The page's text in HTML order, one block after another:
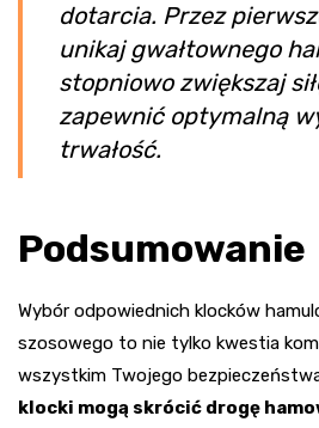
dotarcia. Przez
unikaj gwałtownego
stopniowo zwiększaj
zapewnić optymalną
trwałość.
Podsumowanie
Wybór odpowiednich klocków
szosowego to nie tylko kwestia
wszystkim Twojego
klocki mogą skrócić drogę